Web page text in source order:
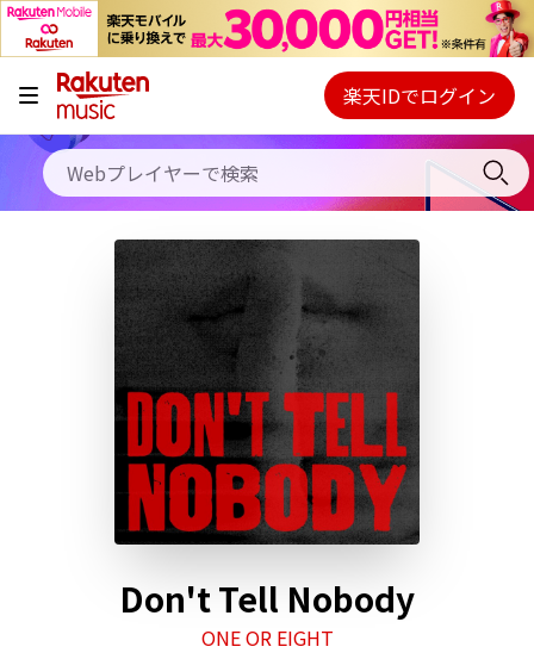
キャンペーン
料金プラン
使い方
初回30日間無料お試し
Webプレイヤー
ご契約内容の確認・変更
楽天IDでログイン
Don't Tell Nobody
ONE OR EIGHT